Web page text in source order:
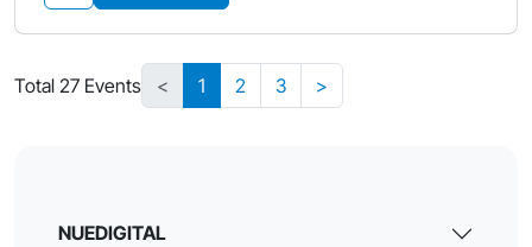
Total 27 Events < 1 2 3 >
NUEDIGITAL